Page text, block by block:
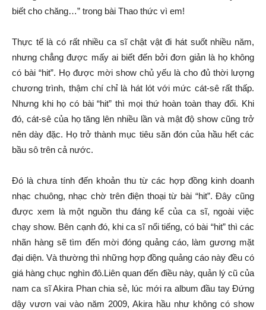
biết cho chăng…” trong bài Thao thức vì em!
Thực tế là có rất nhiều ca sĩ chật vật đi hát suốt nhiều năm,
nhưng chẳng được mấy ai biết đến bởi đơn giản là họ không
có bài “hit”. Họ được mời show chủ yếu là cho đủ thời lượng
chương trình, thậm chí chỉ là hát lót với mức cát-sê rất thấp.
Nhưng khi họ có bài “hit” thì mọi thứ hoàn toàn thay đổi. Khi
đó, cát-sê của họ tăng lên nhiều lần và mật độ show cũng trở
nên dày đặc. Họ trở thành mục tiêu săn đón của hầu hết các
bầu sô trên cả nước.
Đó là chưa tính đến khoản thu từ các hợp đồng kinh doanh
nhạc chuông, nhạc chờ trên điện thoại từ bài “hit”. Đây cũng
được xem là một nguồn thu đáng kể của ca sĩ, ngoài việc
chạy show. Bên cạnh đó, khi ca sĩ nổi tiếng, có bài “hit” thì các
nhãn hàng sẽ tìm đến mời đóng quảng cáo, làm gương mặt
đại diện. Và thường thì những hợp đồng quảng cáo này đều có
giá hàng chục nghìn đô.Liên quan đến điều này, quản lý cũ của
nam ca sĩ Akira Phan chia sẻ, lúc mới ra album đầu tay Đứng
dậy vươn vai vào năm 2009, Akira hầu như không có show